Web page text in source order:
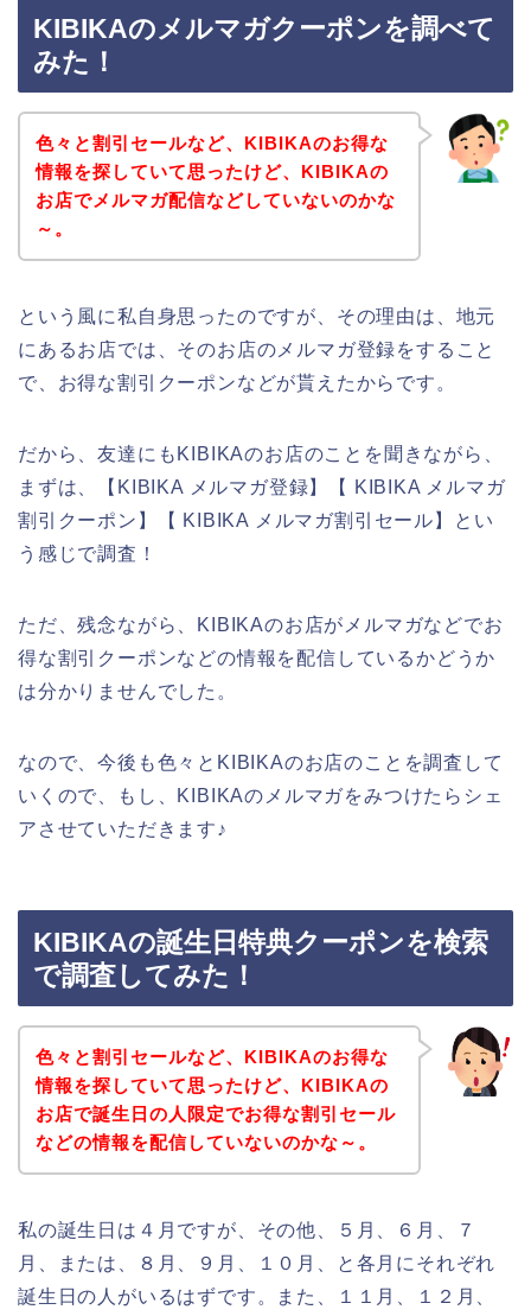
KIBIKAのメルマガクーポンを調べて
みた！
色々と割引セールなど、KIBIKAのお得な
情報を探していて思ったけど、KIBIKAの
お店でメルマガ配信などしていないのかな
～。
という風に私自身思ったのですが、その理由は、地元
にあるお店では、そのお店のメルマガ登録をすること
で、お得な割引クーポンなどが貰えたからです。
だから、友達にもKIBIKAのお店のことを聞きながら、
まずは、【KIBIKA メルマガ登録】【 KIBIKA メルマガ
割引クーポン】【 KIBIKA メルマガ割引セール】とい
う感じで調査！
ただ、残念ながら、KIBIKAのお店がメルマガなどでお
得な割引クーポンなどの情報を配信しているかどうか
は分かりませんでした。
なので、今後も色々とKIBIKAのお店のことを調査して
いくので、もし、KIBIKAのメルマガをみつけたらシェ
アさせていただきます♪
KIBIKAの誕生日特典クーポンを検索
で調査してみた！
色々と割引セールなど、KIBIKAのお得な
情報を探していて思ったけど、KIBIKAの
お店で誕生日の人限定でお得な割引セール
などの情報を配信していないのかな～。
私の誕生日は４月ですが、その他、５月、６月、７
月、または、８月、９月、１０月、と各月にそれぞれ
誕生日の人がいるはずです。また、１１月、１２月、